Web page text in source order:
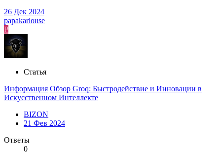
26 Дек 2024
papakarlouse
P
Статья
Информация Обзор Groq: Быстродействие и Инновации в
Искусственном Интеллекте
BIZON
21 Фев 2024
Ответы
0